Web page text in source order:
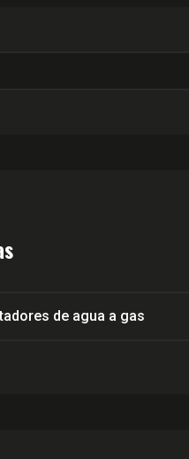
de agua a gas